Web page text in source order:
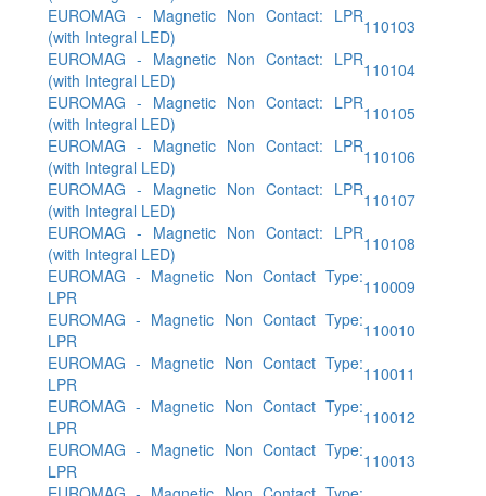
EUROMAG - Magnetic Non Contact: LPR
(with Integral LED)
110103
EUROMAG - Magnetic Non Contact: LPR
(with Integral LED)
110104
EUROMAG - Magnetic Non Contact: LPR
(with Integral LED)
110105
EUROMAG - Magnetic Non Contact: LPR
(with Integral LED)
110106
EUROMAG - Magnetic Non Contact: LPR
(with Integral LED)
110107
EUROMAG - Magnetic Non Contact: LPR
(with Integral LED)
110108
EUROMAG - Magnetic Non Contact Type:
LPR
110009
EUROMAG - Magnetic Non Contact Type:
LPR
110010
EUROMAG - Magnetic Non Contact Type:
LPR
110011
EUROMAG - Magnetic Non Contact Type:
LPR
110012
EUROMAG - Magnetic Non Contact Type:
LPR
110013